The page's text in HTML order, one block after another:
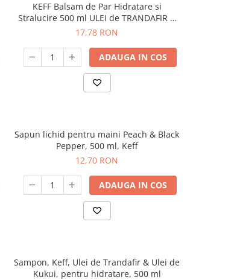
KEFF Balsam de Par Hidratare si
Stralucire 500 ml ULEI de TRANDAFIR &
ULEI de KUKUI
17,78 RON
ADAUGA IN COS
Sapun lichid pentru maini Peach & Black
Pepper, 500 ml, Keff
12,70 RON
ADAUGA IN COS
Sampon, Keff, Ulei de Trandafir & Ulei de
Kukui, pentru hidratare, 500 ml